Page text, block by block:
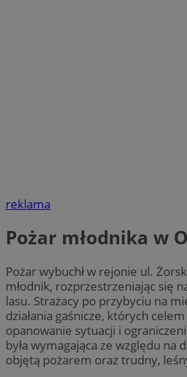
reklama
Pożar młodnika w
Pożar wybuchł w rejonie ul.
młodnik, rozprzestrzeniając się
lasu. Strażacy po przybyciu na
działania gaśnicze, których
opanowanie sytuacji i
była wymagająca ze względu na
objętą pożarem oraz trudny,